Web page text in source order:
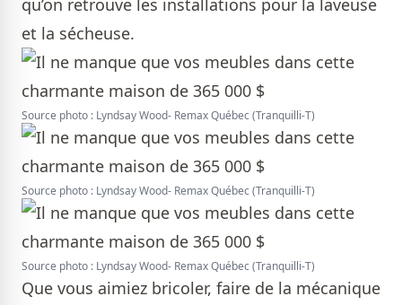
qu’on retrouve les installations pour la laveuse
et la sécheuse.
Source photo : Lyndsay Wood- Remax Québec (Tranquilli-T)
Source photo : Lyndsay Wood- Remax Québec (Tranquilli-T)
Source photo : Lyndsay Wood- Remax Québec (Tranquilli-T)
Que vous aimiez bricoler, faire de la mécanique